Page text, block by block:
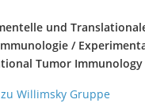
und
/
Tumor Immunology
Willimsky Gruppe